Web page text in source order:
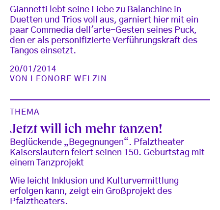
Giannetti lebt seine Liebe zu Balanchine in
Duetten und Trios voll aus, garniert hier mit ein
paar Commedia dell'arte-Gesten seines Puck,
den er als personifizierte Verführungskraft des
Tangos einsetzt.
20/01/2014
VON
LEONORE WELZIN
THEMA
Jetzt will ich mehr tanzen!
Beglückende „Begegnungen“. Pfalztheater
Kaiserslautern feiert seinen 150. Geburtstag mit
einem Tanzprojekt
Wie leicht Inklusion und Kulturvermittlung
erfolgen kann, zeigt ein Großprojekt des
Pfalztheaters.